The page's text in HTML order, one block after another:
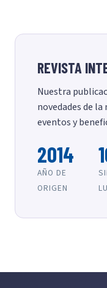
REVISTA
Nuestra
novedades de
eventos y
2014
AÑO DE
ORIGEN